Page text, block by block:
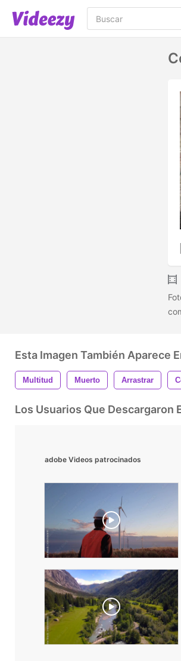
Esta Imagen También Aparece
Multitud Muerto Arrastrar
Los Usuarios Que Descargaron
adobe Videos patrocinados